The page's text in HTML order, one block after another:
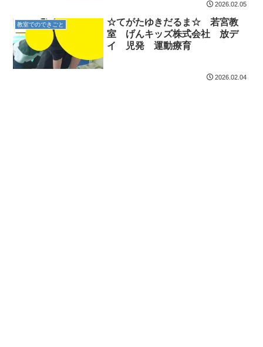
2026.02.05
教室でのできごと
☆てがたゆきだるま☆ 若宮教
室 げんキッズ株式会社 放デ
イ 児発 運動療育
2026.02.04